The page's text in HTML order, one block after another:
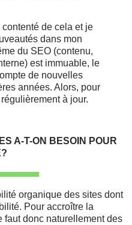
de cela et je
dans mon
du SEO (contenu,
est immuable, le
de nouvelles
années. Alors, pour
à jour.
A-T-ON BESOIN POUR
organique des sites dont
Pour accroître la
faut donc naturellement des